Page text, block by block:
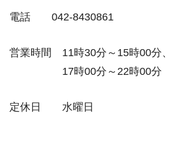
電話 042-8430861
営業時間 11時30分～15時00分、
17時00分～22時00分
定休日 水曜日